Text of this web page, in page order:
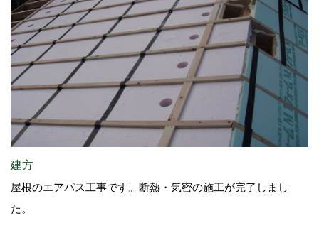
建方
屋根のエアパス工事です。断熱・気密の施工が完了しまし
た。